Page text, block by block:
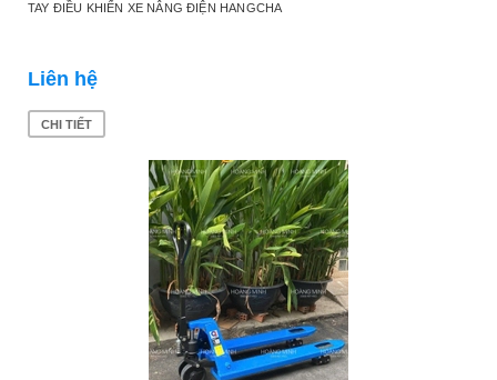
TAY ĐIỀU KHIỂN XE NÂNG ĐIỆN HANGCHA
Liên hệ
CHI TIẾT